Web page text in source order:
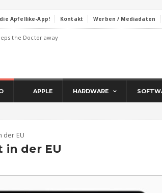
Apfellike-App! Kontakt Werben / Mediadaten
the Doctor away
APPLE HARDWARE
der EU
der EU